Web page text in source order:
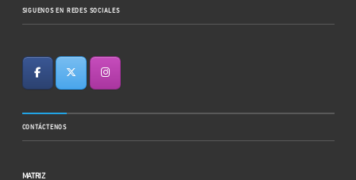
SIGUENOS EN REDES SOCIALES
CONTÁCTENOS
MATRIZ